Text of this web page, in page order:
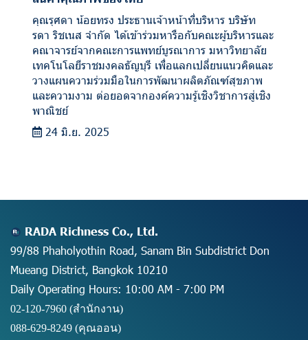
คุณรุศดา น้อยทรง ประธานเจ้าหน้าที่บริหาร บริษัท
รดา ริชเนส จำกัด ได้เข้าร่วมหารือกับคณะผู้บริหารและ
คณาจารย์จากคณะการแพทย์บูรณาการ มหาวิทยาลัย
เทคโนโลยีราชมงคลธัญบุรี เพื่อแลกเปลี่ยนแนวคิดและ
วางแผนความร่วมมือในการพัฒนาผลิตภัณฑ์สุขภาพ
และความงาม ต่อยอดจากองค์ความรู้เชิงวิชาการสู่เชิง
พาณิชย์
24 มิ.ย. 2025
RADA Richness Co., Ltd.
99/88 Phaholyothin Road, Sanam Bin Subdistrict Don
Mueang District, Bangkok 10210
Daily Operating Hours: 10:00 AM - 7:00 PM
02-120-7960 (สำนักงาน)
088-629-8249 (คุณออน)